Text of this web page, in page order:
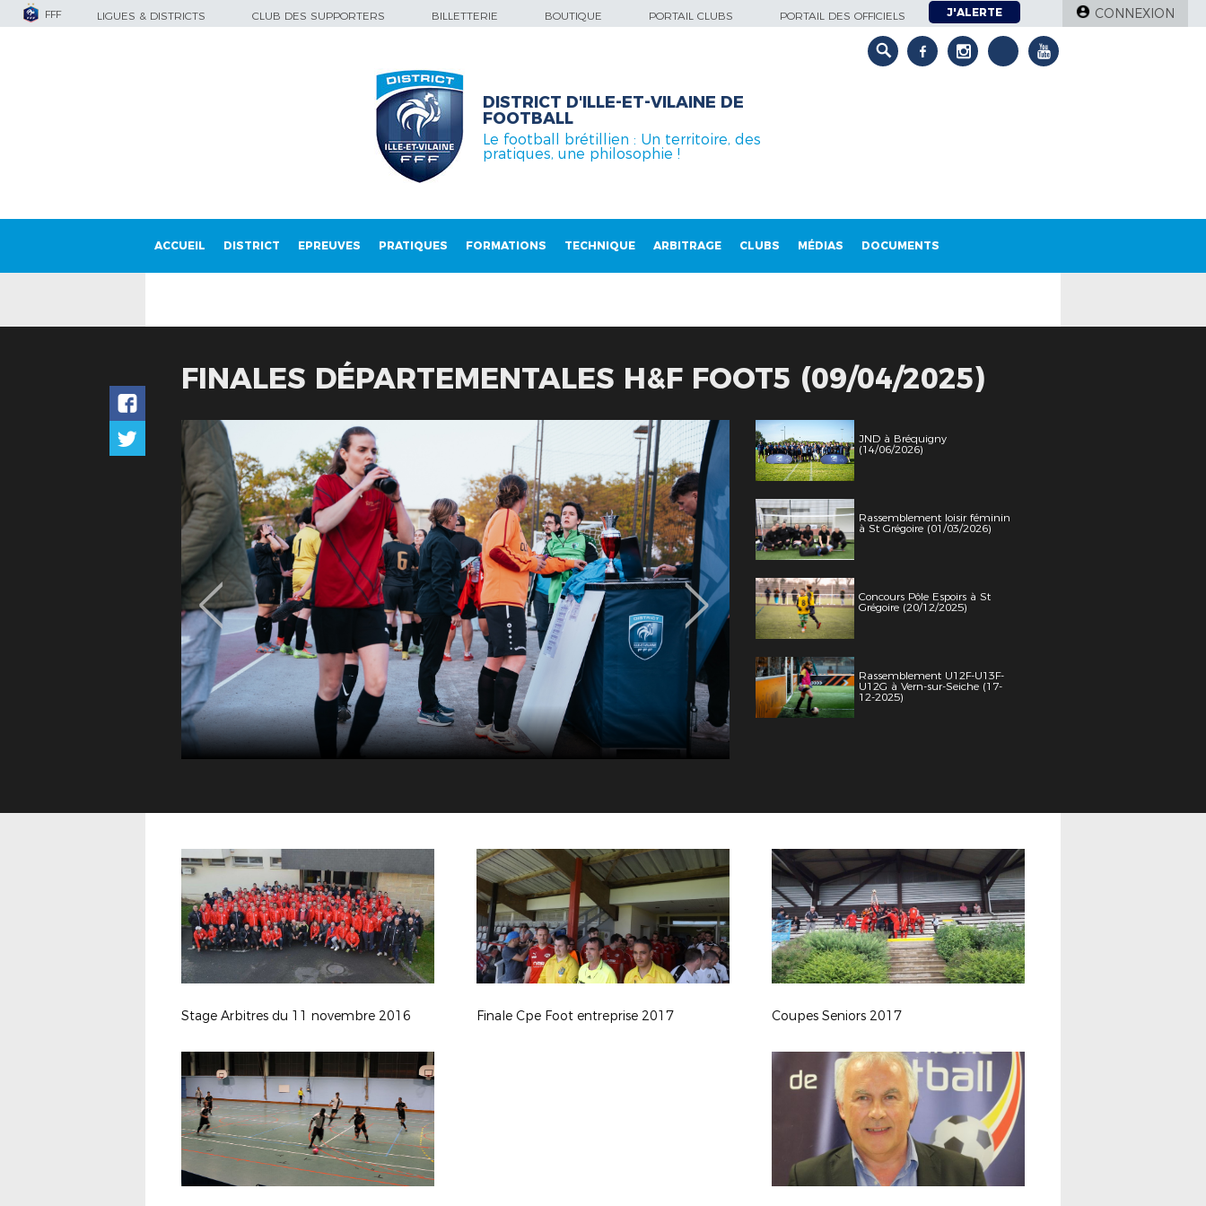
FFF LIGUES & DISTRICTS CLUB DES SUPPORTERS BILLETTERIE BOUTIQUE PORTAIL CLUBS PORTAIL DES OFFICIELS J'ALERTE CONNEXION
DISTRICT D'ILLE-ET-VILAINE DE
FOOTBALL
Le football brétillien : Un territoire, des
pratiques, une philosophie !
ACCUEIL DISTRICT EPREUVES PRATIQUES FORMATIONS TECHNIQUE ARBITRAGE CLUBS MÉDIAS DOCUMENTS
FINALES DÉPARTEMENTALES H&F FOOT5 (09/04/2025)
JND à Bréquigny
(14/06/2026)
Rassemblement loisir féminin
à St Grégoire (01/03/2026)
Concours Pôle Espoirs à St
Grégoire (20/12/2025)
Rassemblement U12F-U13F-
U12G à Vern-sur-Seiche (17-
12-2025)
Stage Arbitres du 11 novembre 2016 Finale Cpe Foot entreprise 2017 Coupes Seniors 2017